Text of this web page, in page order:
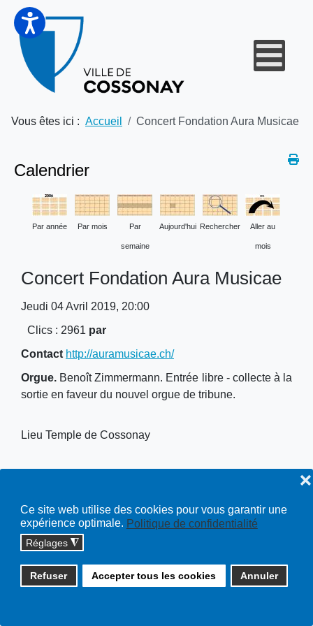
Ce site web utilise des cookies pour vous garantir une
expérience optimale. Politique de confidentialité
Réglages ◮
Refuser Accepter tous les cookies Annuler
❌
Vous êtes ici : Accueil Concert Fondation Aura Musicae
Calendrier
Par année Par mois Par
semaine
Aujourd'hui Rechercher Aller au
mois
Concert Fondation Aura Musicae
Jeudi 04 Avril 2019, 20:00
Clics : 2961 par
Contact http://auramusicae.ch/
Orgue. Benoît Zimmermann. Entrée libre - collecte à la
sortie en faveur du nouvel orgue de tribune.
Lieu Temple de Cossonay
Copyright © 2026 cossonay.ch - tous droits réservés | site :
solutions informatiques
Plan du site